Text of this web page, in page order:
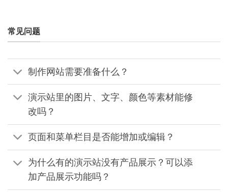
常见问题
制作网站需要准备什么？
演示站里的图片、文字、颜色等素材能修
改吗？
页面和菜单栏目是否能增加或编辑？
为什么有的演示站没有产品展示？可以添
加产品展示功能吗？